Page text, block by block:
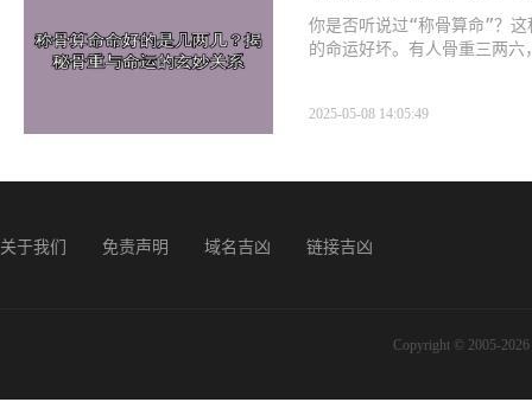
你是否听说过“称骨算命”？
的命运好坏。有人骨重三两
2025-05-08 14:05:49
关于我们 免责声明 域名吉凶 链接吉凶
Copyright © 2005-